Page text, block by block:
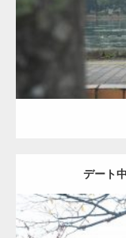
ダウン
デート